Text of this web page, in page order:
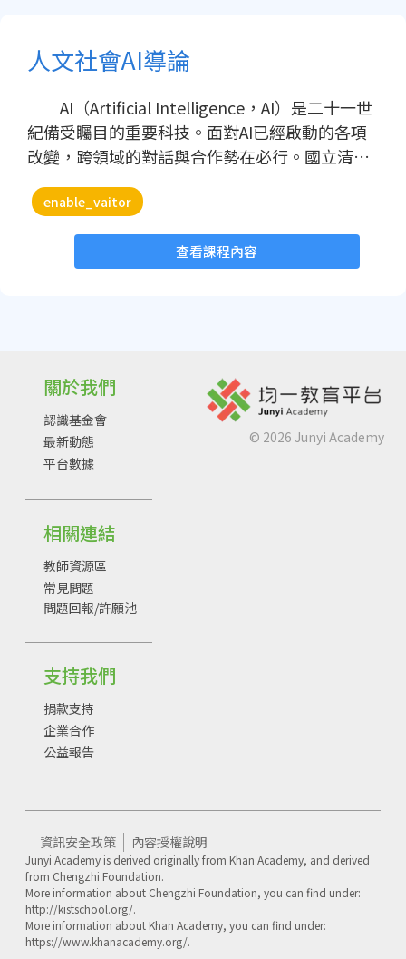
人文社會AI導論
AI（Artificial Intelligence，AI）是二十一世
紀備受矚目的重要科技。面對AI已經啟動的各項
改變，跨領域的對話與合作勢在必行。國立清華
議題與趨勢為目標，推動以人文社會願景為核心
的AI應用與發展，以實現與社會福祉相關的科技
公共化理念與人文社會價值。 因此，國立清
劃，王道維教授主講，希望由協助人文社會研究
者進入AI的引導角度，循序由AI發展歷史、資料
與技術面向，以及各種人文社會相關範例，進而
討論人文社會推動公共化AI的展望。 謹此，
歡迎各界多加利用與研習，若有相關建議與希望
進一步探討的議題也歡迎回饋給本中心，也歡迎
有志於公共化AI理念者，加入我們的推動行列。
enable_vaitor
查看課程內容
關於我們
認識基金會
最新動態
平台數據
相關連結
教師資源區
常見問題
問題回報/許願池
支持我們
捐款支持
企業合作
公益報告
© 2026 Junyi Academy
Junyi Academy is derived originally from Khan Academy, and derived
from Chengzhi Foundation.
More information about Chengzhi Foundation, you can find under:
http://kistschool.org/.
More information about Khan Academy, you can find under:
https://www.khanacademy.org/.
資訊安全政策 內容授權說明